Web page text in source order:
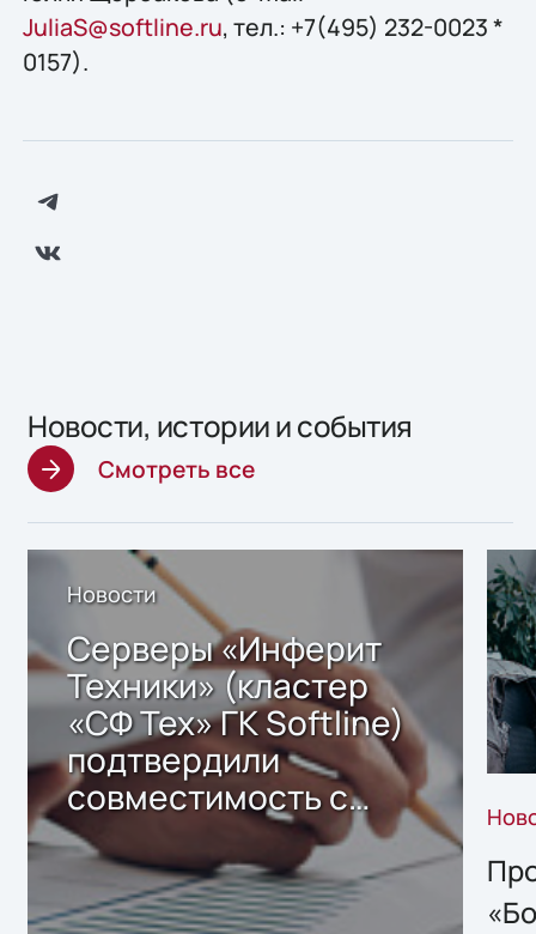
JuliaS@softline.ru, тел.: +7(495) 232-0023 *
0157).
Новости, истории и события
Смотреть все
Новости
Серверы «Инферит
Техники» (кластер
«СФ Тех» ГК Softline)
подтвердили
совместимость с
решением Sharx
Storage 2.x для
хранения данных